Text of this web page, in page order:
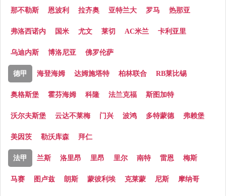
那不勒斯 恩波利 拉齐奥 亚特兰大 罗马 热那亚
弗洛西诺内 国米 尤文 莱切 AC米兰 卡利亚里
乌迪内斯 博洛尼亚 佛罗伦萨
德甲 海登海姆 达姆施塔特 柏林联合 RB莱比锡
奥格斯堡 霍芬海姆 科隆 法兰克福 斯图加特
沃尔夫斯堡 云达不莱梅 门兴 波鸿 多特蒙德 弗赖堡
美因茨 勒沃库森 拜仁
法甲 兰斯 洛里昂 里昂 里尔 南特 雷恩 梅斯
马赛 图卢兹 朗斯 蒙彼利埃 克莱蒙 尼斯 摩纳哥